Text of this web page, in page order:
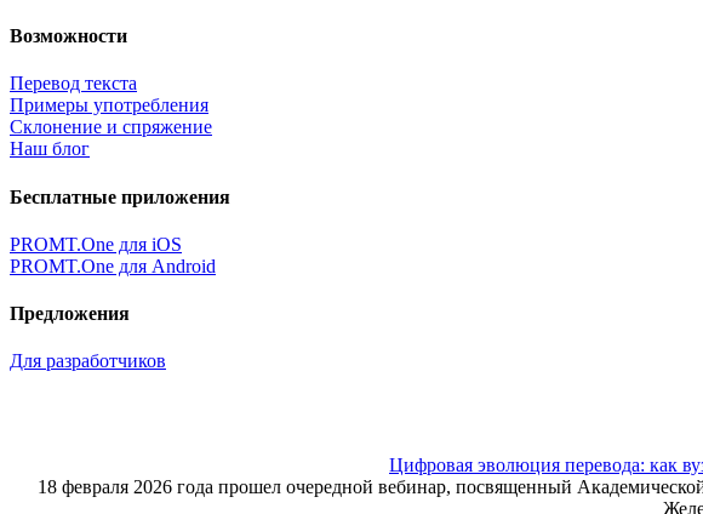
Возможности
Перевод текста
Примеры употребления
Склонение и спряжение
Наш блог
Бесплатные приложения
PROMT.One для iOS
PROMT.One для Android
Предложения
Для разработчиков
Цифровая эволюция перевода: как
18 февраля 2026 года прошел очередной вебинар, посвященный